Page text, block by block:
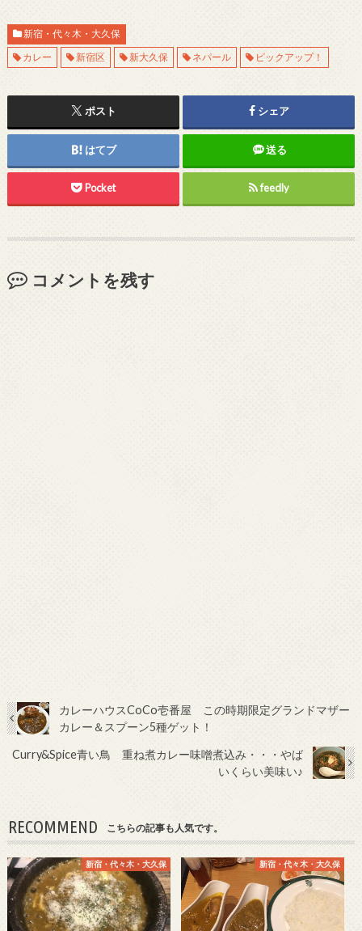
新宿・代々木・大久保
カレー
新宿区 新大久保 ネパール ピックアップ！
ポスト シェア
はてブ 送る
Pocket feedly
コメントを残す
カレーハウスCoCo壱番屋 この時期限定グランドマザー
カレー＆スプーン5種ゲット！
Curry&Spice青い鳥 重ね煮カレー味噌煮込み・・・やば
いくらい美味い♪
RECOMMEND こちらの記事も人気です。
新宿・代々木・大久保 新宿・代々木・大久保